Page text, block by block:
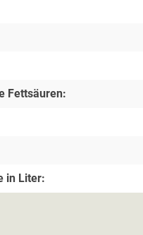
Fettsäuren:
in Liter: